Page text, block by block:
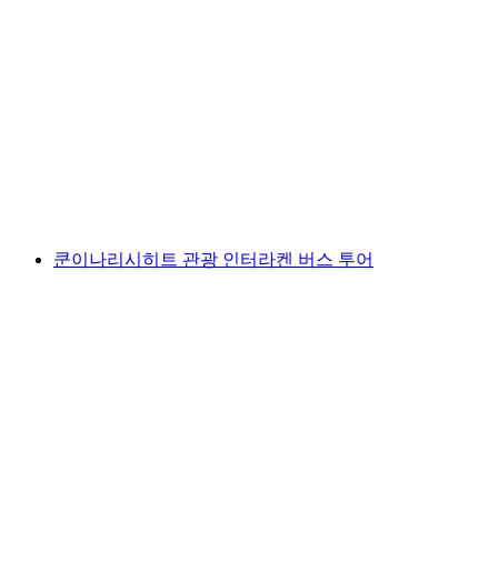
쿤이나리시히트 관광 인터라켄 버스 투어